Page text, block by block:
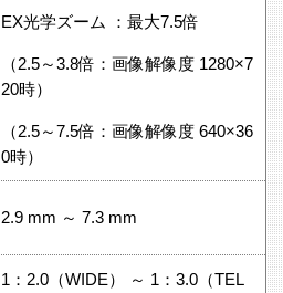
EX光学ズーム ：最大7.5倍
（2.5～3.8倍：画像解像度 1280×7
20時）
（2.5～7.5倍：画像解像度 640×36
0時）
2.9 mm ～ 7.3 mm
1：2.0（WIDE） ～ 1：3.0（TEL